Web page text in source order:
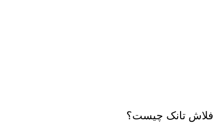
فلاش تانک چیست؟